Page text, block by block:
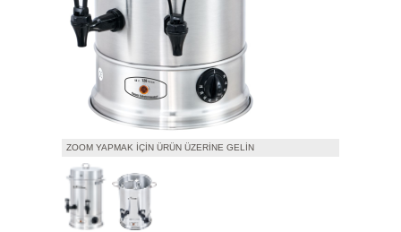
ZOOM YAPMAK İÇIN ÜRÜN ÜZERINE GELIN